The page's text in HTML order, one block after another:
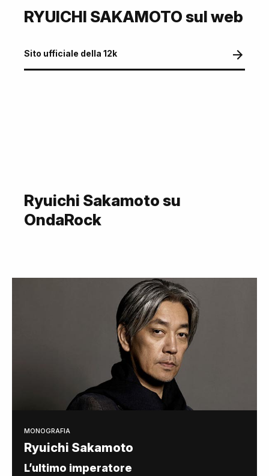
RYUICHI SAKAMOTO sul web
Sito ufficiale della 12k
Ryuichi Sakamoto su
OndaRock
MONOGRAFIA
Ryuichi Sakamoto
L’ultimo imperatore